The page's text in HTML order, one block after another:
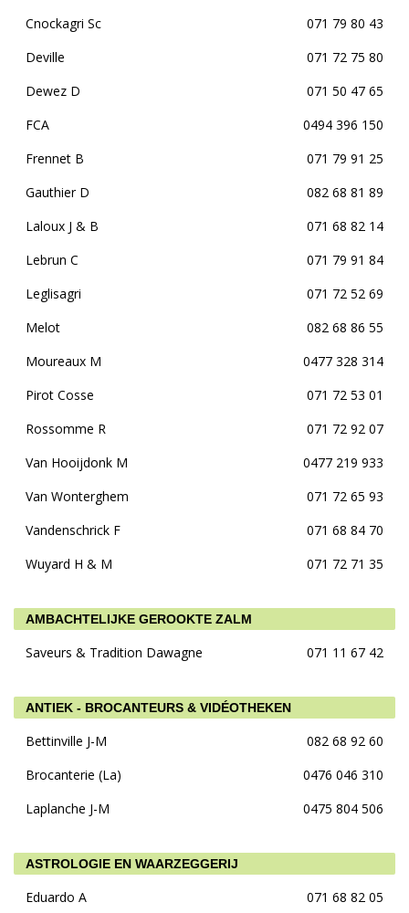
Cnockagri Sc
071 79 80 43
Deville
071 72 75 80
Dewez D
071 50 47 65
FCA
0494 396 150
Frennet B
071 79 91 25
Gauthier D
082 68 81 89
Laloux J & B
071 68 82 14
Lebrun C
071 79 91 84
Leglisagri
071 72 52 69
Melot
082 68 86 55
Moureaux M
0477 328 314
Pirot Cosse
071 72 53 01
Rossomme R
071 72 92 07
Van Hooijdonk M
0477 219 933
Van Wonterghem
071 72 65 93
Vandenschrick F
071 68 84 70
Wuyard H & M
071 72 71 35
AMBACHTELIJKE GEROOKTE ZALM
Saveurs & Tradition Dawagne 071 11 67 42
ANTIEK - BROCANTEURS & VIDÉOTHEKEN
Bettinville J-M
082 68 92 60
Brocanterie (La)
0476 046 310
Laplanche J-M
0475 804 506
ASTROLOGIE EN WAARZEGGERIJ
Eduardo A 071 68 82 05